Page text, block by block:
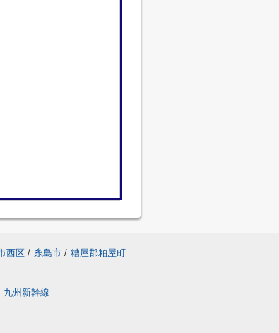
西区 / 糸島市 / 糟屋郡粕屋町
九州新幹線